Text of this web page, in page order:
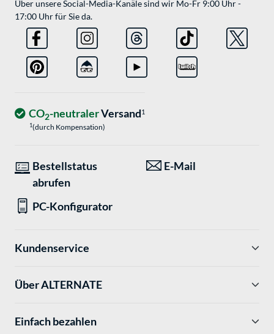
Über unsere Social-Media-Kanäle sind wir Mo-Fr 9:00 Uhr -
17:00 Uhr für Sie da.
CO2-neutralerVersand1
1(durch Kompensation)
Bestellstatus
abrufen
E-Mail
PC-Konfigurator
Kundenservice
Über ALTERNATE
Einfach bezahlen